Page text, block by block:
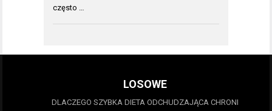
często …
LOSOWE
DLACZEGO SZYBKA DIETA ODCHUDZAJĄCA CHRONI